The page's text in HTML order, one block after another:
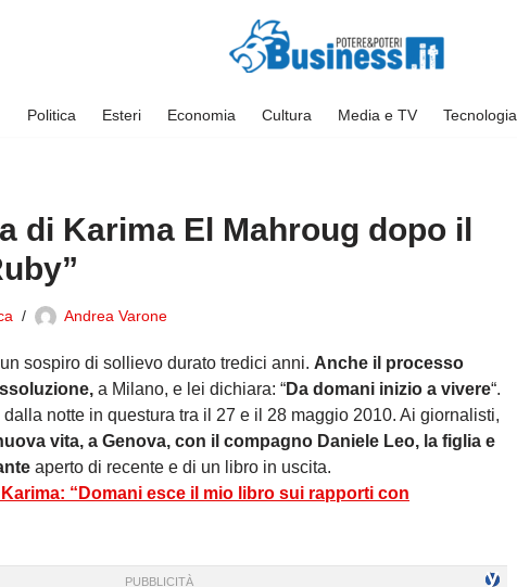
Politica Esteri Economia Cultura Media e TV Tecnologia
di Karima El Mahroug dopo il
Andrea Varone
sospiro di sollievo durato tredici anni. Anche il processo
a Milano, e lei dichiara: “Da domani inizio a vivere“.
notte in questura tra il 27 e il 28 maggio 2010. Ai giornalisti,
vita, a Genova, con il compagno Daniele Leo, la figlia e
aperto di recente e di un libro in uscita.
“Domani esce il mio libro sui rapporti con